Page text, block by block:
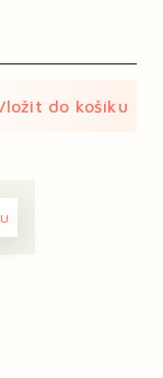
do košíku